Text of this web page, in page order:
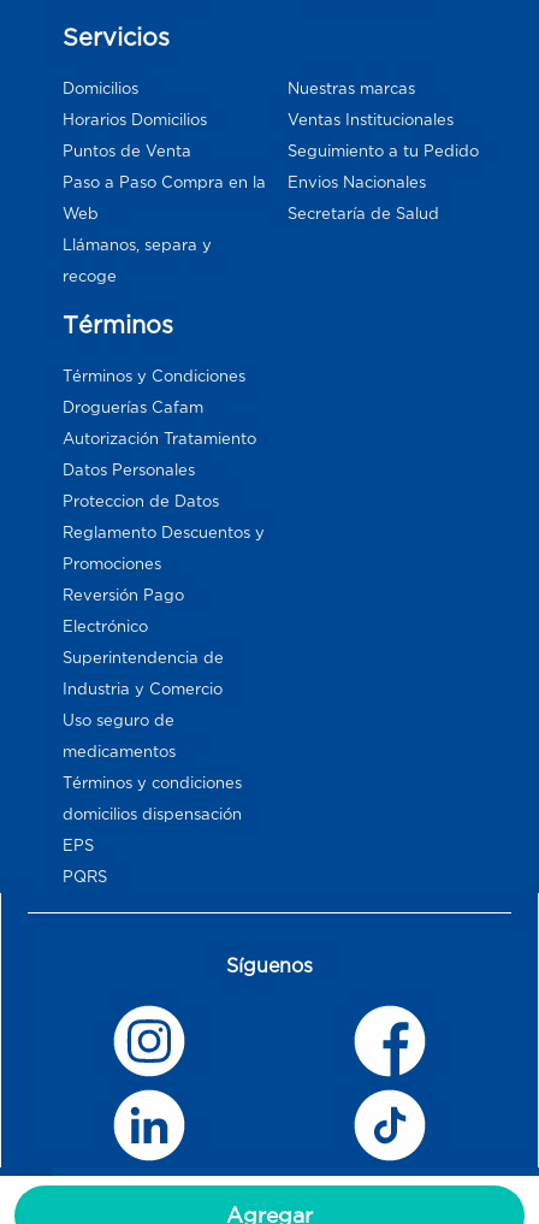
Agregar
Servicios
Domicilios
Horarios Domicilios
Puntos de Venta
Paso a Paso Compra en la
Web
Llámanos, separa y
recoge
Nuestras marcas
Ventas Institucionales
Seguimiento a tu Pedido
Envios Nacionales
Secretaría de Salud
Términos
Términos y Condiciones
Droguerías Cafam
Autorización Tratamiento
Datos Personales
Proteccion de Datos
Reglamento Descuentos y
Promociones
Reversión Pago
Electrónico
Superintendencia de
Industria y Comercio
Uso seguro de
medicamentos
Términos y condiciones
domicilios dispensación
EPS
PQRS
Síguenos